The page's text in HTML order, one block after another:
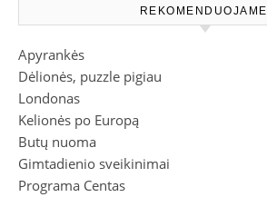
REKOMENDUOJAME
Apyrankės
Dėlionės, puzzle pigiau
Londonas
Kelionės po Europą
Butų nuoma
Gimtadienio sveikinimai
Programa Centas